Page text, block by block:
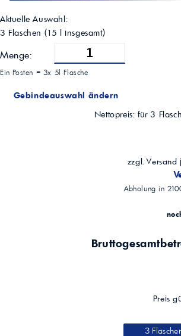
Aktuelle Auswahl:
3 Flaschen (15 l insgesamt)
Menge:
Ein Posten = 3x 5l Flasche
Gebindeauswahl ändern
Nettopreis: für 3
zzgl. Versand
Abholung in
Preis
3